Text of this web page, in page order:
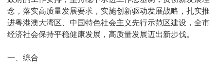
念，落实高质量发展要求，实施创新驱动发展战略，扎实推
进粤港澳大湾区、中国特色社会主义先行示范区建设，全市
经济社会保持平稳健康发展，高质量发展迈出新步伐。
一、综合